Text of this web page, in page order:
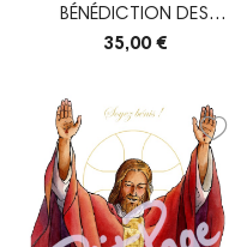
BÉNÉDICTION DES
NOMBRES - AFFICHE A3
35,00 €